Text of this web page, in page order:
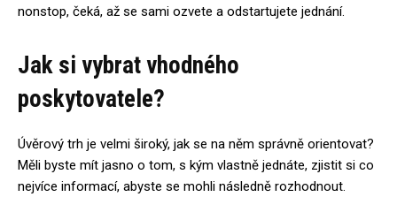
nonstop, čeká, až se sami ozvete a odstartujete jednání.
Jak si vybrat vhodného
poskytovatele?
Úvěrový trh je velmi široký, jak se na něm správně orientovat?
Měli byste mít jasno o tom, s kým vlastně jednáte, zjistit si co
nejvíce informací, abyste se mohli následně rozhodnout.